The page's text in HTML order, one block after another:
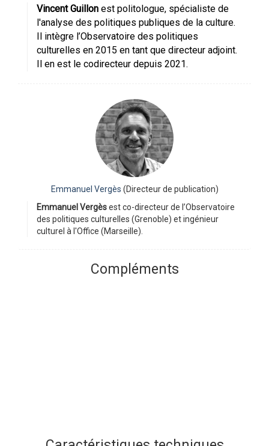
Vincent Guillon est politologue, spécialiste de
l'analyse des politiques publiques de la culture.
Il intègre l’Observatoire des politiques
culturelles en 2015 en tant que directeur adjoint.
Il en est le codirecteur depuis 2021.
Emmanuel Vergès (Directeur de publication)
Emmanuel Vergèsest co-directeur de l’Observatoire
des politiques culturelles (Grenoble) et ingénieur
culturel à l'Office (Marseille).
Compléments